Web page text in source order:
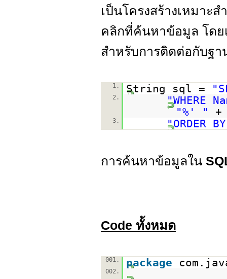
เป็นโครงสร้างเหมาะ
คลิกที่ค้นหาข้อมูล โดย
สำหรับการติดต่อกับฐ
1. String sql =
2.
"WHERE
"%' "
+
3. "ORDER
การค้นหาข้อมูลใน
Code ทั้งหมด
001. package
002.